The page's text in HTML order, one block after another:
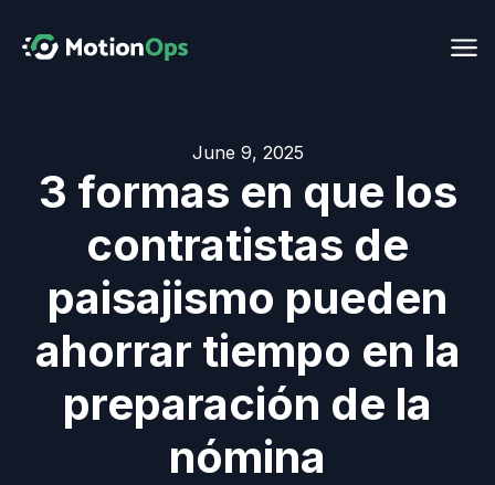
June 9, 2025
3 formas en que los
contratistas de
paisajismo pueden
ahorrar tiempo en la
preparación de la
nómina